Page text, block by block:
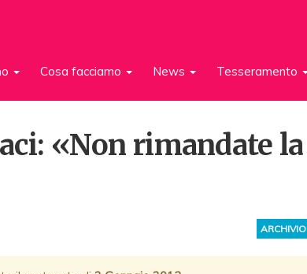
Cosa facciamo News Tesseramento
«Non rimandate la
ARCHIVIO